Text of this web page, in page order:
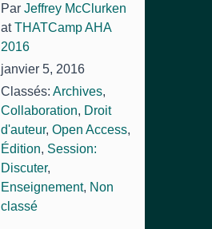
Par Jeffrey McClurken
atTHATCamp AHA
2016
janvier 5, 2016
Classés: Archives,
Collaboration, Droit
d'auteur, Open Access,
Édition, Session:
Discuter,
Enseignement, Non
classé